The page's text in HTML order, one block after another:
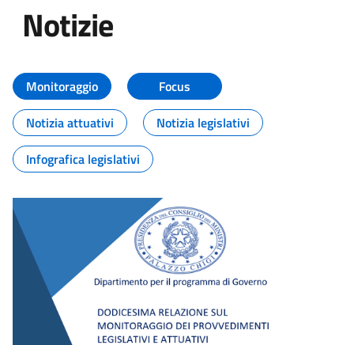
Notizie
Tutti i contenuti della pagina
Monitoraggio
Focus
Notizia attuativi
Notizia legislativi
Infografica legislativi